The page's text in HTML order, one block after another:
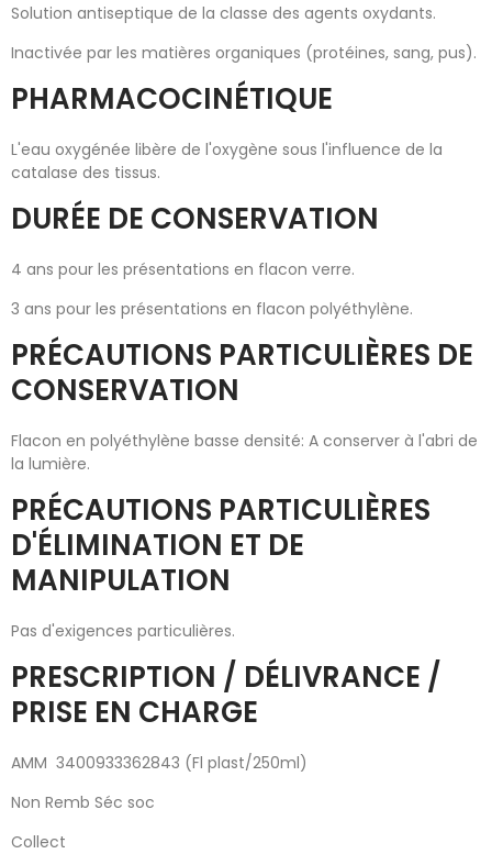
Solution antiseptique de la classe des agents oxydants.
Inactivée par les matières organiques (protéines, sang, pus).
PHARMACOCINÉTIQUE
L'eau oxygénée libère de l'oxygène sous l'influence de la
catalase des tissus.
DURÉE DE CONSERVATION
4 ans pour les présentations en flacon verre.
3 ans pour les présentations en flacon polyéthylène.
PRÉCAUTIONS PARTICULIÈRES DE
CONSERVATION
Flacon en polyéthylène basse densité: A conserver à l'abri de
la lumière.
PRÉCAUTIONS PARTICULIÈRES
D'ÉLIMINATION ET DE
MANIPULATION
Pas d'exigences particulières.
PRESCRIPTION / DÉLIVRANCE /
PRISE EN CHARGE
AMM 3400933362843 (Fl plast/250ml)
Non Remb Séc soc
Collect